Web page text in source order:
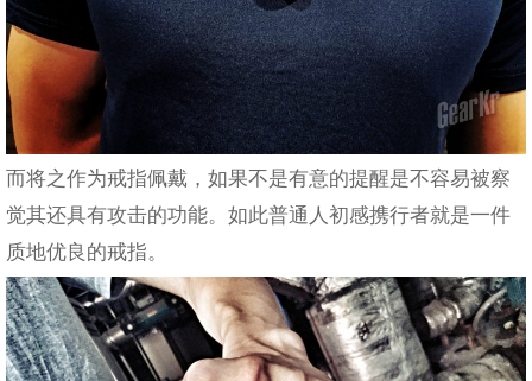
而将之作为戒指佩戴，如果不是有意的提醒是不容易被察
觉其还具有攻击的功能。如此普通人初感携行者就是一件
质地优良的戒指。